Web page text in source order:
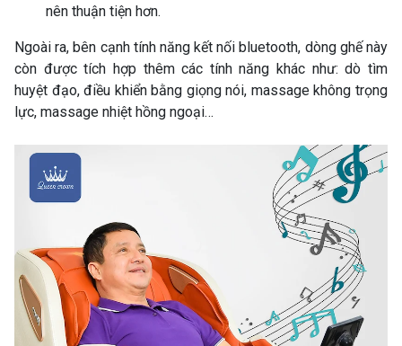
nên thuận tiện hơn.
Ngoài ra, bên cạnh tính năng kết nối bluetooth, dòng ghế này
còn được tích hợp thêm các tính năng khác như: dò tìm
huyệt đạo, điều khiển bằng giọng nói, massage không trọng
lực, massage nhiệt hồng ngoại…